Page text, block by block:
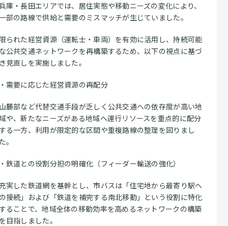
庫・長田エリアでは、居住実態や移動ニーズの変化により、
部の路線で供給と需要のミスマッチが生じていました。
られた経営資源（運転士・車両）を有効に活用し、持続可能
公共交通ネットワークを再構築するため、以下の視点に基づ
見直しを実施しました。
需要に応じた経営資源の再配分
麓部など代替交通手段が乏しく公共交通への依存度が高い地
や、新たなニーズがある地域へ運行リソースを重点的に配分
る一方、利用が限定的な区間や重複路線の整理を図りまし
。
鉄道との役割分担の明確化（フィーダー輸送の強化）
実した鉄道網を基幹とし、市バスは「住宅地から最寄り駅へ
接続」および「鉄道を補完する南北移動」という役割に特化
ることで、地域全体の移動効率を高めるネットワークの構築
目指しました。